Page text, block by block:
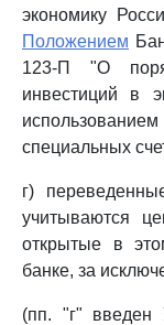
экономику
Положением
123-П "О
инвестиций в
специальных
г)
учитываются
открытые в
банке, за
(пп. "г"